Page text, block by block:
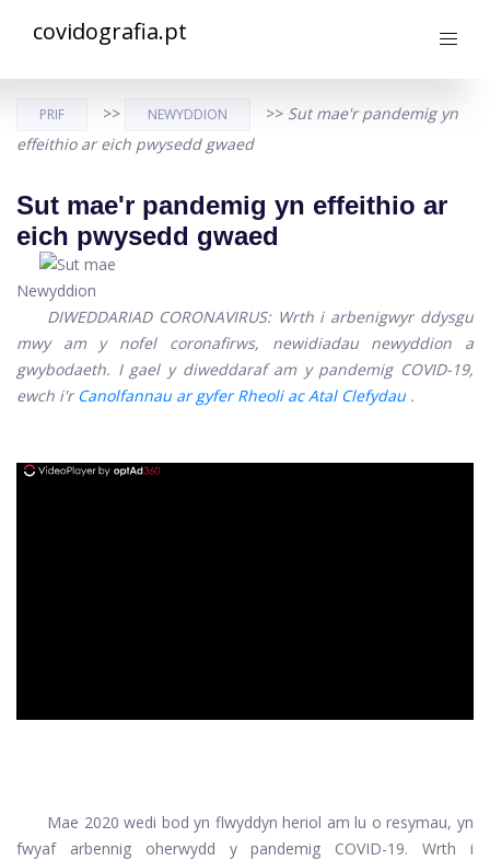
covidografia.pt
PRIF >> NEWYDDION >> Sut mae'r pandemig yn
effeithio ar eich pwysedd gwaed
Sut mae'r pandemig yn effeithio ar
eich pwysedd gwaed
Newyddion
DIWEDDARIAD CORONAVIRUS: Wrth i arbenigwyr ddysgu
mwy am y nofel coronafirws, newidiadau newyddion a
gwybodaeth. I gael y diweddaraf am y pandemig COVID-19,
ewch i'r Canolfannau ar gyfer Rheoli ac Atal Clefydau .
Mae 2020 wedi bod yn flwyddyn heriol am lu o resymau, yn
fwyaf arbennig oherwydd y pandemig COVID-19. Wrth i